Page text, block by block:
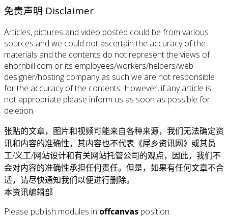
免责声明 Disclaimer
Articles, pictures and video posted could be from various
sources and we could not ascertain the accuracy of the
materials and the contents do not represent the views of
ehornbill.com or its employees/workers/helpers/web
designer/hosting company as such we are not responsible
for the accuracy of the contents. However, if any article is
not appropriate please inform us as soon as possible for
deletion.
张贴的文章，图片和视频可能来自各种来源，我们无法确定资
讯和内容的准确性，其内容也不代表《犀乡资讯网》或其员
工/义工/网站设计和有关网站托管公司的观点，因此，我们不
会对内容的准确性承担任何责任。但是，如果有任何文章不合
适，请尽快通知我们以便进行删除。
本资讯编辑部
Please publish modules in offcanvas position.